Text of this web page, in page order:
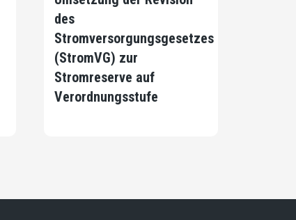
des
Stromversorgungsgesetzes
(StromVG) zur
Stromreserve auf
Verordnungsstufe